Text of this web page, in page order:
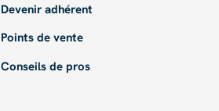
Devenir adhérent
Points de vente
Conseils de pros